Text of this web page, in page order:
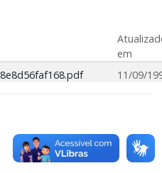
em
11/09/